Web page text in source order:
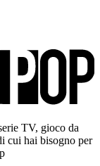
TV, gioco da
cui hai bisogno per